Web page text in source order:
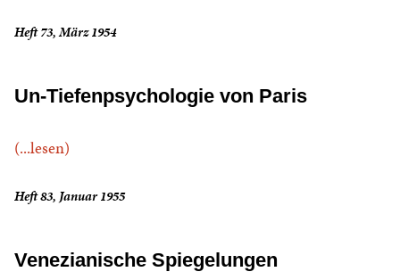
Heft 73, März 1954
Un-Tiefenpsychologie von Paris
(...lesen)
Heft 83, Januar 1955
Venezianische Spiegelungen